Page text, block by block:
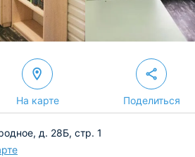
На карте Поделиться
д. 28Б, стр. 1